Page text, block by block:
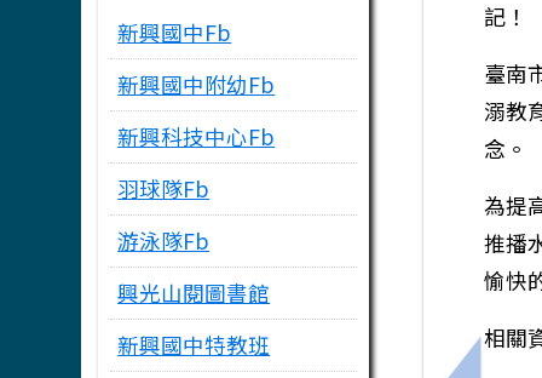
新興國中Fb
新興國中附幼Fb
新興科技中心Fb
羽球隊Fb
游泳隊Fb
興光山閱圖書館
新興國中特教班
記！
臺南
溺教
念。
為提
推播
愉快
相關